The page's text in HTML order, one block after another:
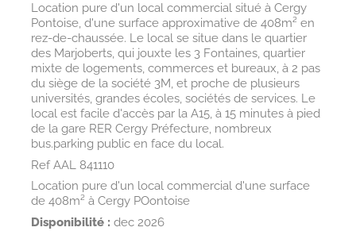
Location pure d'un local commercial situé à Cergy
Pontoise, d'une surface approximative de 408m² en
rez-de-chaussée. Le local se situe dans le quartier
des Marjoberts, qui jouxte les 3 Fontaines, quartier
mixte de logements, commerces et bureaux, à 2 pas
du siège de la société 3M, et proche de plusieurs
universités, grandes écoles, sociétés de services. Le
local est facile d'accès par la A15, à 15 minutes à pied
de la gare RER Cergy Préfecture, nombreux
bus.parking public en face du local.
Ref AAL 841110
Location pure d'un local commercial d'une surface
de 408m² à Cergy POontoise
Disponibilité : dec 2026